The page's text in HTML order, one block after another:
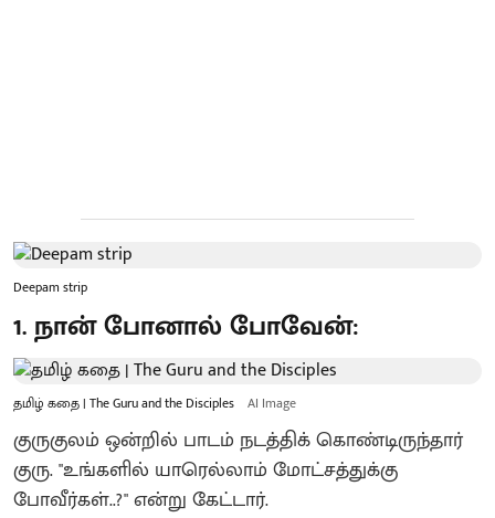
Deepam strip
1. நான் போனால் போவேன்:
தமிழ் கதை | The Guru and the Disciples AI Image
குருகுலம் ஒன்றில் பாடம் நடத்திக் கொண்டிருந்தார்
குரு. "உங்களில் யாரெல்லாம் மோட்சத்துக்கு
போவீர்கள்..?" என்று கேட்டார்.